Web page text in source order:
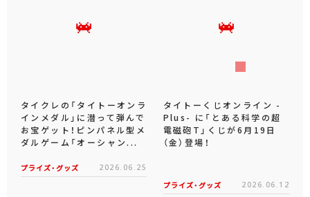
タイクレの「タイトーオンラ
インメダル」に潜って弾んで
お宝ゲット！ピンパネル型メ
ダルゲーム「オーシャン...
プライズ・グッズ 2026.06.25
タイトーくじオンライン -
Plus- に「とある科学の超
電磁砲T」くじが6月19日
（金）登場！
プライズ・グッズ 2026.06.12